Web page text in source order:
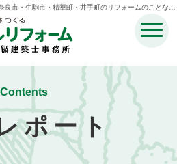
市・生駒市・精華町・井手町のリフォームのことなら
Contents
ポート